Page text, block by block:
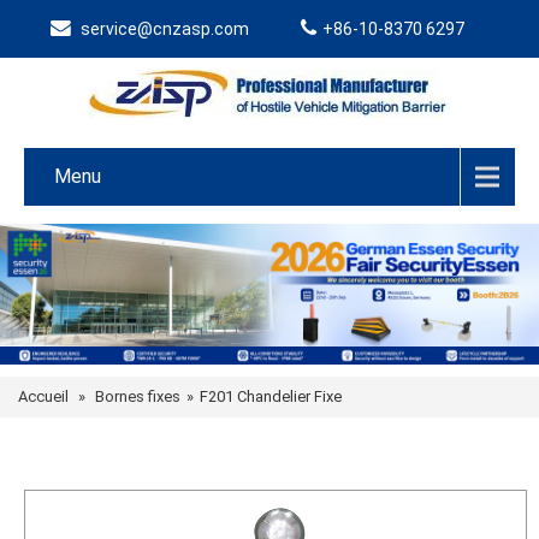
service@cnzasp.com +86-10-8370 6297
Menu
Accueil » Bornes fixes » F201 Chandelier Fixe